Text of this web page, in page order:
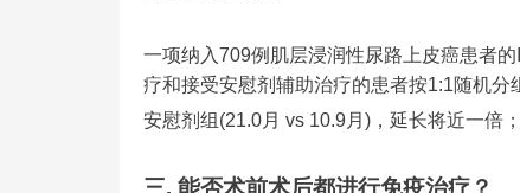
一项纳入709例肌层浸润性尿路上皮癌患者
疗和接受安慰剂辅助治疗的患者按1:1随机
安慰剂组(21.0月 vs 10.9月)，延长将近一倍